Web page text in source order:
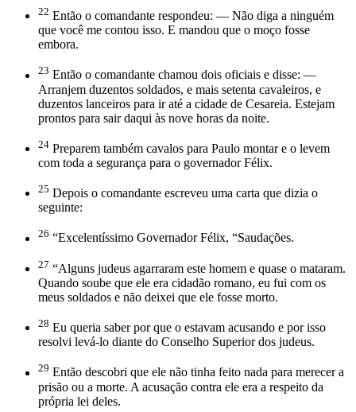
22 Então o comandante respondeu: — Não diga a ninguém
que você me contou isso. E mandou que o moço fosse
embora.
23 Então o comandante chamou dois oficiais e disse: —
Arranjem duzentos soldados, e mais setenta cavaleiros, e
duzentos lanceiros para ir até a cidade de Cesareia. Estejam
prontos para sair daqui às nove horas da noite.
24 Preparem também cavalos para Paulo montar e o levem
com toda a segurança para o governador Félix.
25 Depois o comandante escreveu uma carta que dizia o
seguinte:
26 “Excelentíssimo Governador Félix, “Saudações.
27 “Alguns judeus agarraram este homem e quase o mataram.
Quando soube que ele era cidadão romano, eu fui com os
meus soldados e não deixei que ele fosse morto.
28 Eu queria saber por que o estavam acusando e por isso
resolvi levá-lo diante do Conselho Superior dos judeus.
29 Então descobri que ele não tinha feito nada para merecer a
prisão ou a morte. A acusação contra ele era a respeito da
própria lei deles.